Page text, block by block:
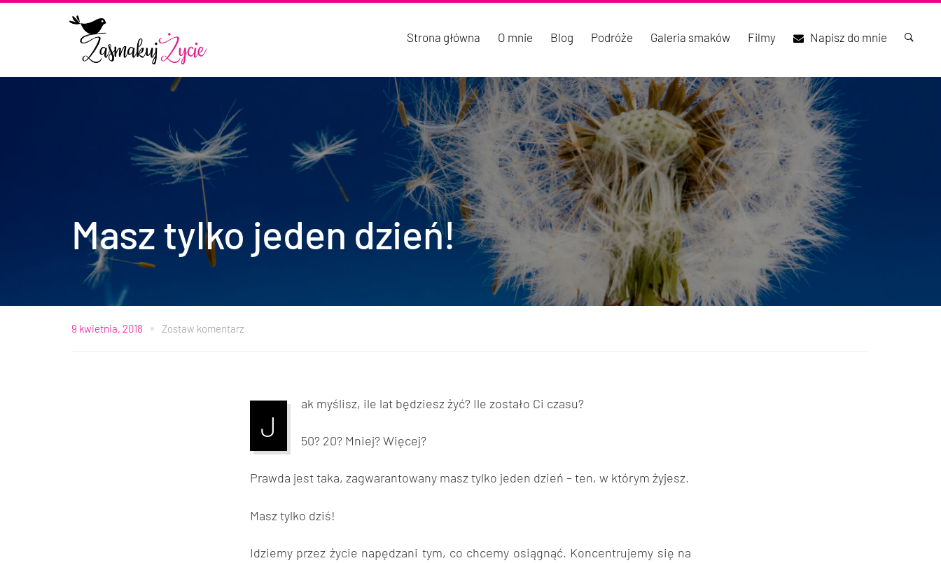
Strona główna O mnie Blog Podróże Galeria smaków Filmy Napisz do mnie
Masz tylko jeden dzień!
9 kwietnia, 2018 Zostaw komentarz
J
ak myślisz, ile lat będziesz żyć? Ile zostało Ci czasu?
50? 20? Mniej? Więcej?
Prawda jest taka, zagwarantowany masz tylko jeden dzień – ten, w którym żyjesz.
Masz tylko dziś!
Idziemy przez życie napędzani tym, co chcemy osiągnąć. Koncentrujemy się na